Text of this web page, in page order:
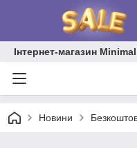
Інтернет-магазин
Новини